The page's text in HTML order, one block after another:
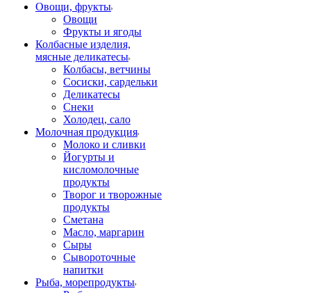
Овощи, фрукты
Овощи
Фрукты и ягоды
Колбасные изделия,
мясные деликатесы
Колбасы, ветчины
Сосиски, сардельки
Деликатесы
Снеки
Холодец, сало
Молочная продукция
Молоко и сливки
Йогурты и
кисломолочные
продукты
Творог и творожные
продукты
Сметана
Масло, маргарин
Сыры
Сывороточные
напитки
Рыба, морепродукты